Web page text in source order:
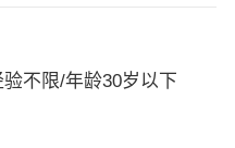
不限/年龄30岁以下